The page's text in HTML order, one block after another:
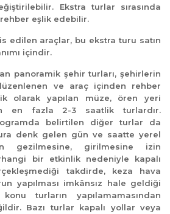
Ekstra turlar sırasında
eşlik edebilir.
edilen araçlar, bu ekstra turu satın
içindir.
panoramik şehir turları, şehirlerin
ve araç içinden rehber
olarak yapılan müze, ören yeri
en fazla 2-3 saatlik turlardır.
belirtilen diğer turlar da
denk gelen gün ve saatte yerel
gezilmesine, girilmesine izin
bir etkinlik nedeniyle kapalı
takdirde, keza hava
yapılması imkânsız hale geldiği
turların yapılamamasından
Bazı turlar kapalı yollar veya